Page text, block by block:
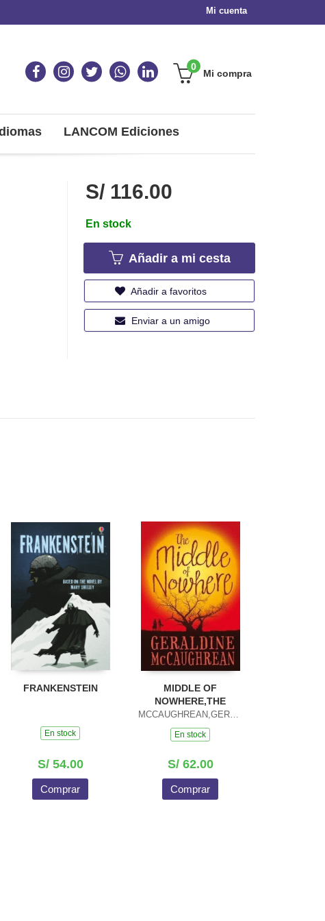
Mi cuenta
Mi compra
0
LANCOM Ediciones
S/ 116.00
En stock
Añadir a mi cesta
Añadir a favoritos
Enviar a un amigo
FRANKENSTEIN
En stock
S/ 54.00
Comprar
MIDDLE OF
NOWHERE,THE
En stock
S/ 62.00
Comprar